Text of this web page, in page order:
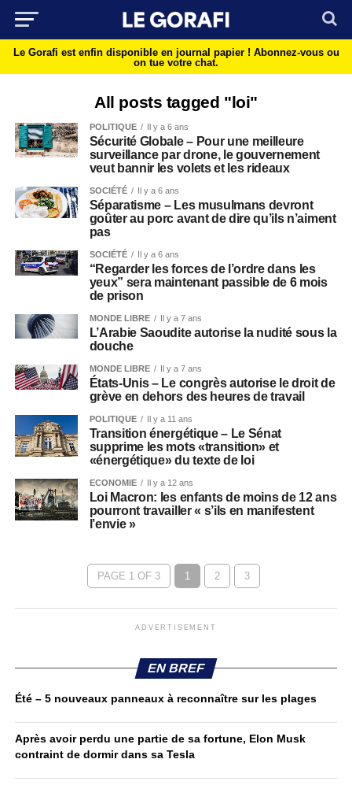
Le Gorafi est enfin disponible en journal papier ! Abonnez-vous ou
on tue votre chat.
All posts tagged "loi"
POLITIQUE Il y a 6 ans
Sécurité Globale – Pour une meilleure
surveillance par drone, le gouvernement
veut bannir les volets et les rideaux
SOCIÉTÉ Il y a 6 ans
Séparatisme – Les musulmans devront
goûter au porc avant de dire qu’ils n’aiment
pas
SOCIÉTÉ Il y a 6 ans
“Regarder les forces de l’ordre dans les
yeux” sera maintenant passible de 6 mois
de prison
MONDE LIBRE Il y a 7 ans
L’Arabie Saoudite autorise la nudité sous la
douche
MONDE LIBRE Il y a 7 ans
États-Unis – Le congrès autorise le droit de
grève en dehors des heures de travail
POLITIQUE Il y a 11 ans
Transition énergétique – Le Sénat
supprime les mots «transition» et
«énergétique» du texte de loi
ECONOMIE Il y a 12 ans
Loi Macron: les enfants de moins de 12 ans
pourront travailler « s’ils en manifestent
l’envie »
PAGE 1 OF 3 1 2 3
ADVERTISEMENT
EN BREF
Été – 5 nouveaux panneaux à reconnaître sur les plages
Après avoir perdu une partie de sa fortune, Elon Musk
contraint de dormir dans sa Tesla